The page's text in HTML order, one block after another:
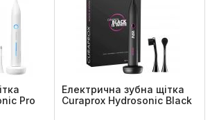
Pro
Електрична зубна щітка
Curaprox Hydrosonic Black